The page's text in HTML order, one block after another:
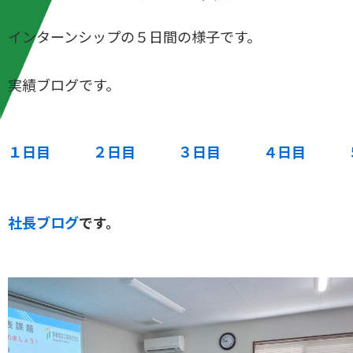
インターンシップの５日間の様子です。
実績ブログです。
１日目 ２日目 ３日目 ４日目
社長ブログです。